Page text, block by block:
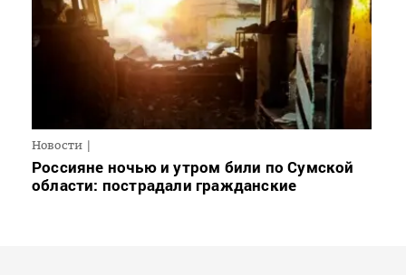
Новости
Россияне ночью и утром били по Сумской
области: пострадали гражданские